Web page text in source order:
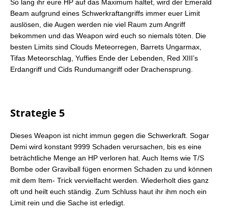
So lang ihr eure HP auf das Maximum haltet, wird der Emerald
Beam aufgrund eines Schwerkraftangriffs immer euer Limit
auslösen, die Augen werden nie viel Raum zum Angriff
bekommen und das Weapon wird euch so niemals töten. Die
besten Limits sind Clouds Meteorregen, Barrets Ungarmax,
Tifas Meteorschlag, Yuffies Ende der Lebenden, Red XIII’s
Erdangriff und Cids Rundumangriff oder Drachensprung.
Strategie 5
Dieses Weapon ist nicht immun gegen die Schwerkraft. Sogar
Demi wird konstant 9999 Schaden verursachen, bis es eine
beträchtliche Menge an HP verloren hat. Auch Items wie T/S
Bombe oder Graviball fügen enormen Schaden zu und können
mit dem Item- Trick vervielfacht werden. Wiederholt dies ganz
oft und heilt euch ständig. Zum Schluss haut ihr ihm noch ein
Limit rein und die Sache ist erledigt.